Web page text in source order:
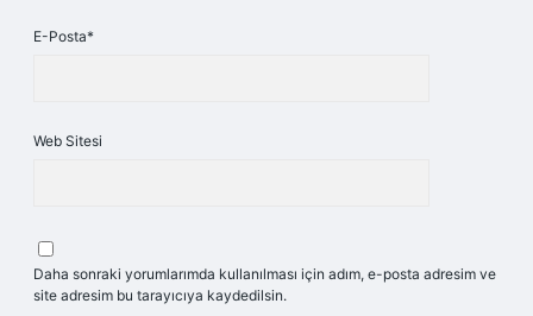
E-Posta*
Web Sitesi
Daha sonraki yorumlarımda kullanılması için adım, e-posta adresim ve
site adresim bu tarayıcıya kaydedilsin.